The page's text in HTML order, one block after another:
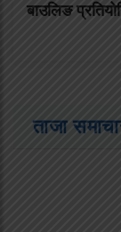
बाउलिङ
ताजा